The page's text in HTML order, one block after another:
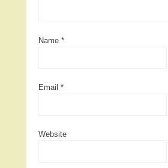
Name *
Email *
Website